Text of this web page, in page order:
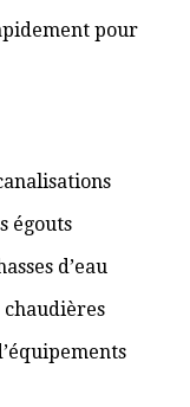
pour
égouts
d’eau